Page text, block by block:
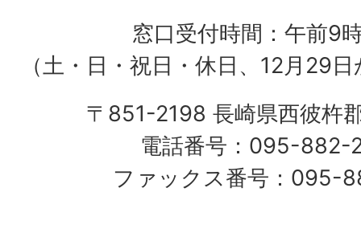
窓口受付時間：午前9
（土・日・祝日・休日、12月29
〒851-2198 長崎県西彼杵
電話番号：095-
ファックス番号：095-